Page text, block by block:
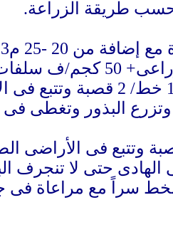
تخطط الأرض بمعدل 8 خط/ 2
حتى لا تنجرف
سراً مع مراعاة فى